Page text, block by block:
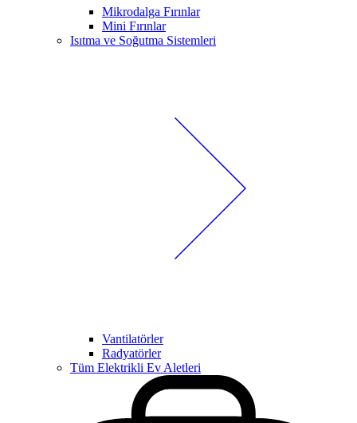
Mikrodalga Fırınlar
Mini Fırınlar
Isıtma ve Soğutma Sistemleri
Vantilatörler
Radyatörler
Tüm Elektrikli Ev Aletleri